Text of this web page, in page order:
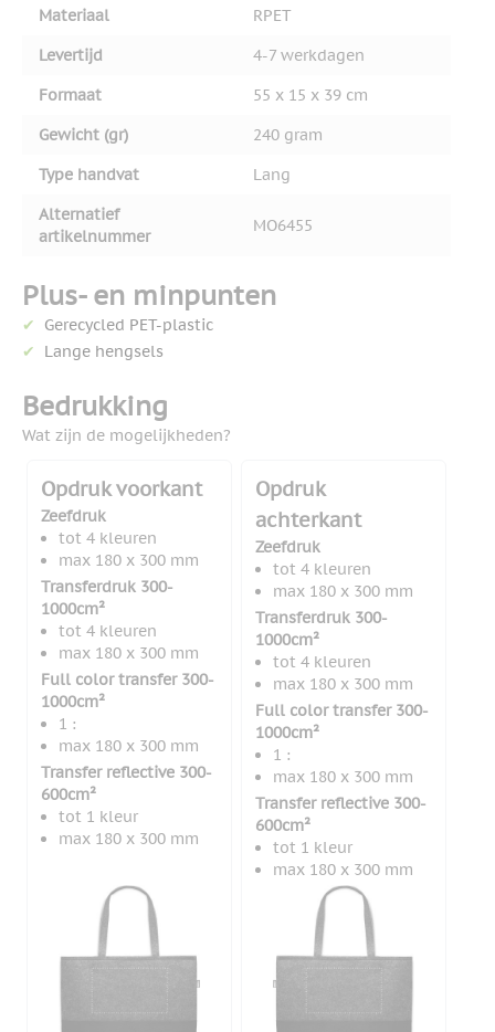
Materiaal
RPET
Levertijd
4-7 werkdagen
Formaat
55 x 15 x 39 cm
Gewicht (gr)
240 gram
Type handvat
Lang
Alternatief
artikelnummer
MO6455
Plus- en minpunten
Gerecycled PET-plastic
Lange hengsels
Bedrukking
Wat zijn de mogelijkheden?
Opdruk voorkant
Zeefdruk
tot 4 kleuren
max 180 x 300 mm
Transferdruk 300-
1000cm²
tot 4 kleuren
max 180 x 300 mm
Full color transfer 300-
1000cm²
1 :
max 180 x 300 mm
Transfer reflective 300-
600cm²
tot 1 kleur
max 180 x 300 mm
Opdruk
achterkant
Zeefdruk
tot 4 kleuren
max 180 x 300 mm
Transferdruk 300-
1000cm²
tot 4 kleuren
max 180 x 300 mm
Full color transfer 300-
1000cm²
1 :
max 180 x 300 mm
Transfer reflective 300-
600cm²
tot 1 kleur
max 180 x 300 mm